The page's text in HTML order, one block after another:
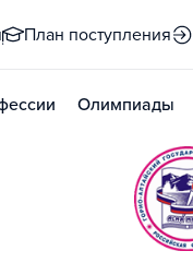
План поступления
Олимпиады